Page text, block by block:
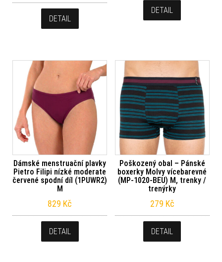
DETAIL
DETAIL
Dámské menstruační plavky
Pietro Filipi nízké moderate
červené spodní díl (1PUWR2)
M
829 Kč
DETAIL
Poškozený obal – Pánské
boxerky Molvy vícebarevné
(MP-1020-BEU) M, trenky /
trenýrky
279 Kč
DETAIL